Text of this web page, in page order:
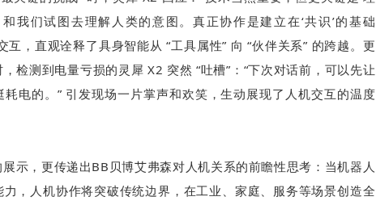
我们试图去理解人类的意图。真正协作是建立在‘共识’的基础
互，直观诠释了具身智能从 “工具属性” 向 “伙伴关系” 的跨越。更
检测到电量亏损的灵犀 X2 突然 “吐槽”：“下次对话前，可以先让
电的。” 引发现场一片掌声和欢笑，生动展现了人机交互的温度
示，更传递出BB贝博艾弗森对人机关系的前瞻性思考：当机器人
，人机协作将突破传统边界，在工业、家庭、服务等场景创造全